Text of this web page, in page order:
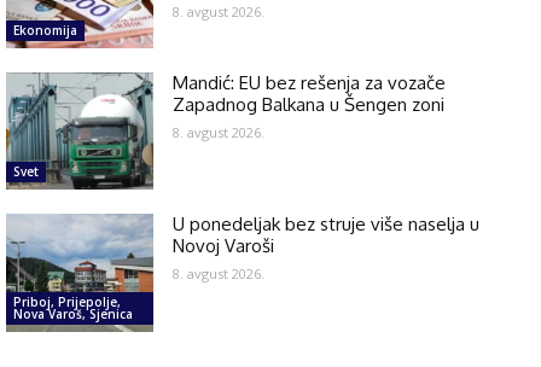
Ekonomija
8. avgust 2026.
Svet
Mandić: EU bez rešenja za vozače
Zapadnog Balkana u Šengen zoni
8. avgust 2026.
Priboj, Prijepolje,
Nova Varoš, Sjenica
U ponedeljak bez struje više naselja u
Novoj Varoši
8. avgust 2026.